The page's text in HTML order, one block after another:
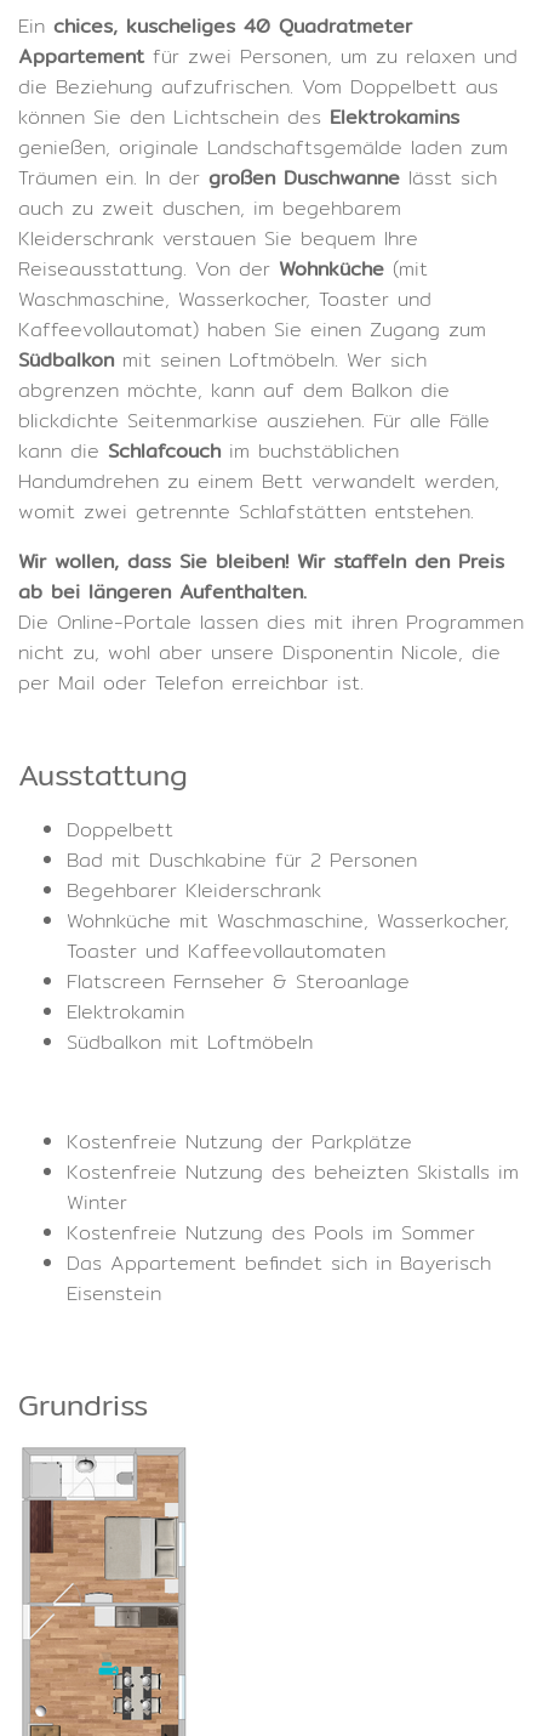
Ein chices, kuscheliges 40 Quadratmeter
Appartementfür zwei Personen, um zu relaxen und
die Beziehung aufzufrischen. Vom Doppelbett aus
können Sie den Lichtschein des Elektrokamins
genießen, originale Landschaftsgemälde laden zum
Träumen ein. In der großen Duschwanne lässt sich
auch zu zweit duschen, im begehbarem
Kleiderschrank verstauen Sie bequem Ihre
Reiseausstattung. Von der Wohnküche (mit
Waschmaschine, Wasserkocher, Toaster und
Kaffeevollautomat) haben Sie einen Zugang zum
Südbalkon mit seinen Loftmöbeln. Wer sich
abgrenzen möchte, kann auf dem Balkon die
blickdichte Seitenmarkise ausziehen. Für alle Fälle
kann die Schlafcouch im buchstäblichen
Handumdrehen zu einem Bett verwandelt werden,
womit zwei getrennte Schlafstätten entstehen.
Wir wollen, dass Sie bleiben! Wir staffeln den Preis
ab bei längeren Aufenthalten.
Die Online-Portale lassen dies mit ihren Programmen
nicht zu, wohl aber unsere Disponentin Nicole, die
per Mail oder Telefon erreichbar ist.
Ausstattung
Doppelbett
Bad mit Duschkabine für 2 Personen
Begehbarer Kleiderschrank
Wohnküche mit Waschmaschine, Wasserkocher,
Toaster und Kaffeevollautomaten
Flatscreen Fernseher & Steroanlage
Elektrokamin
Südbalkon mit Loftmöbeln
Kostenfreie Nutzung der Parkplätze
Kostenfreie Nutzung des beheizten Skistalls im
Winter
Kostenfreie Nutzung des Pools im Sommer
Das Appartement befindet sich in Bayerisch
Eisenstein
Grundriss